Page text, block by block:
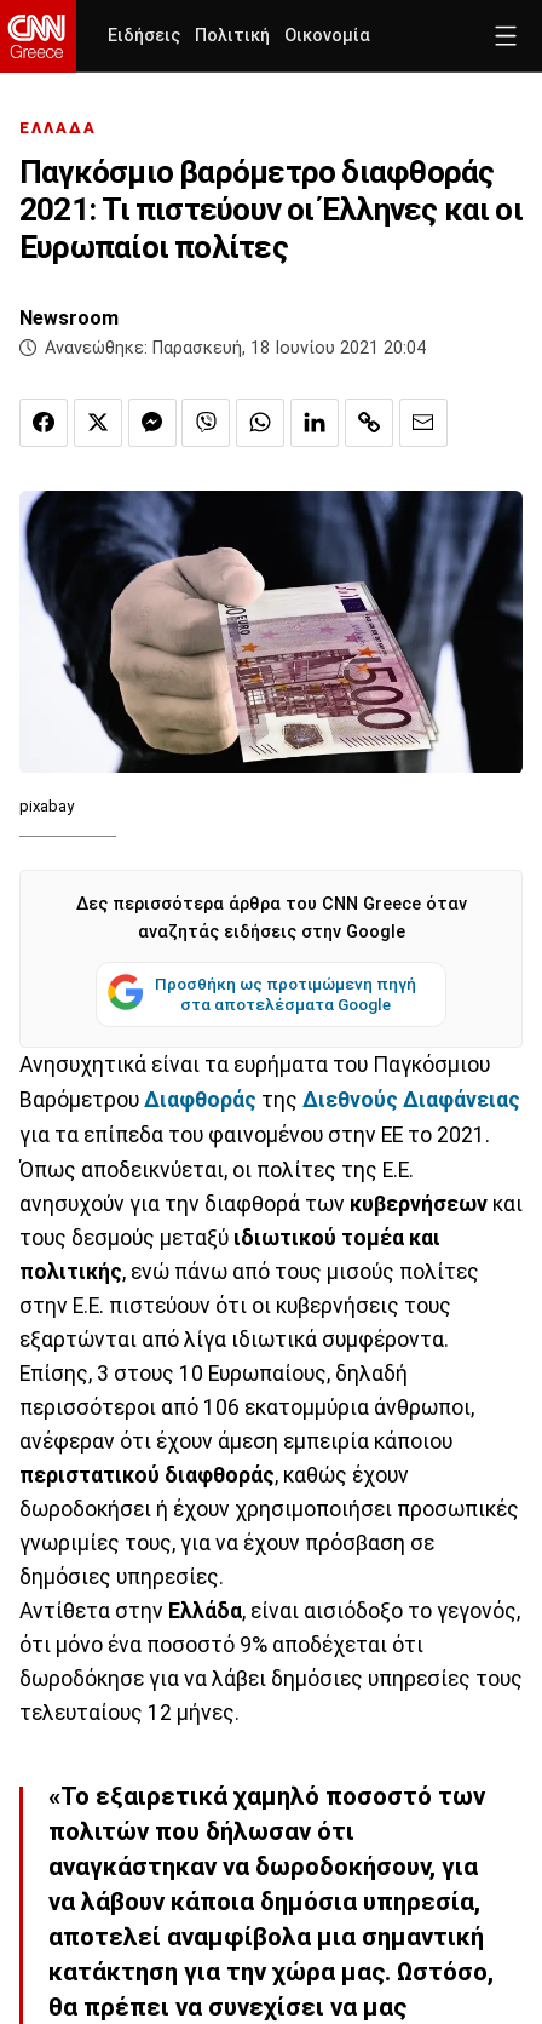
Ειδήσεις Πολιτική Οικονομία
ΕΛΛΑΔΑ
Παγκόσμιο βαρόμετρο διαφθοράς
2021: Τι πιστεύουν οι Έλληνες και οι
Ευρωπαίοι πολίτες
Newsroom
Ανανεώθηκε: Παρασκευή, 18 Ιουνίου 2021 20:04
pixabay
Δες περισσότερα άρθρα του CNN Greece όταν
αναζητάς ειδήσεις στην Google
Προσθήκη ως προτιμώμενη πηγή
στα αποτελέσματα Google
Ανησυχητικά είναι τα ευρήματα του Παγκόσμιου
Βαρόμετρου Διαφθοράς της Διεθνούς Διαφάνειας
για τα επίπεδα του φαινομένου στην ΕΕ το 2021.
Όπως αποδεικνύεται, οι πολίτες της Ε.Ε.
ανησυχούν για την διαφθορά των κυβερνήσεων και
τους δεσμούς μεταξύ ιδιωτικού τομέα και
πολιτικής, ενώ πάνω από τους μισούς πολίτες
στην Ε.Ε. πιστεύουν ότι οι κυβερνήσεις τους
εξαρτώνται από λίγα ιδιωτικά συμφέροντα.
Επίσης, 3 στους 10 Ευρωπαίους, δηλαδή
περισσότεροι από 106 εκατομμύρια άνθρωποι,
ανέφεραν ότι έχουν άμεση εμπειρία κάποιου
περιστατικού διαφθοράς, καθώς έχουν
δωροδοκήσει ή έχουν χρησιμοποιήσει προσωπικές
γνωριμίες τους, για να έχουν πρόσβαση σε
δημόσιες υπηρεσίες.
Αντίθετα στην Ελλάδα, είναι αισιόδοξο το γεγονός,
ότι μόνο ένα ποσοστό 9% αποδέχεται ότι
δωροδόκησε για να λάβει δημόσιες υπηρεσίες τους
τελευταίους 12 μήνες.
«Το εξαιρετικά χαμηλό ποσοστό των
πολιτών που δήλωσαν ότι
αναγκάστηκαν να δωροδοκήσουν, για
να λάβουν κάποια δημόσια υπηρεσία,
αποτελεί αναμφίβολα μια σημαντική
κατάκτηση για την χώρα μας. Ωστόσο,
θα πρέπει να συνεχίσει να μας